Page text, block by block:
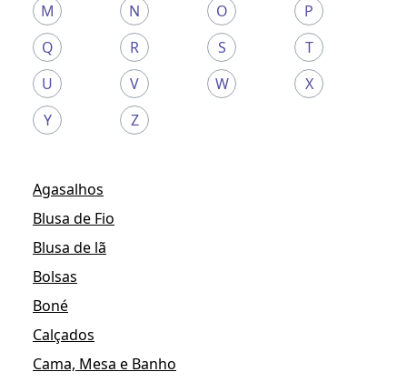
M
N O
P
Q
R S
T
U
V W
X
Y
Z
Agasalhos
Blusa de Fio
Blusa de lã
Bolsas
Boné
Calçados
Cama, Mesa e Banho